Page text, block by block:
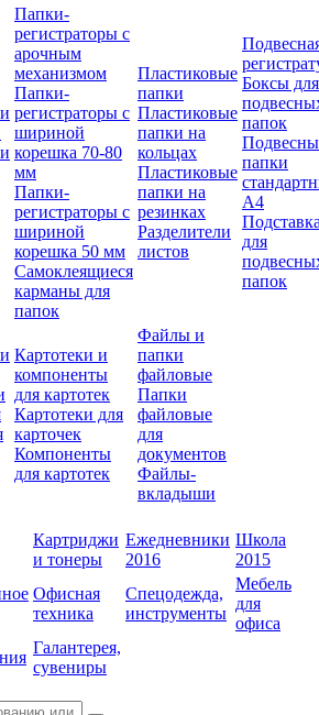
Папки-
регистраторы с
арочным
механизмом
Папки-
регистраторы с
шириной
корешка 70-80
мм
Папки-
регистраторы с
шириной
корешка 50 мм
Самоклеящиеся
карманы для
папок
Пластиковые
папки
Пластиковые
папки на
кольцах
Пластиковые
папки на
резинках
Разделители
листов
Боксы для
папок
папки
А4
для
папок
Картотеки и
компоненты
для картотек
Картотеки для
карточек
Компоненты
для картотек
Файлы и
папки
файловые
Папки
файловые
для
документов
Файлы-
вкладыши
Картриджи
и тонеры
Ежедневники
2016
Школа
2015
Офисная
техника
Спецодежда,
инструменты
Мебель
для
офиса
Галантерея,
сувениры